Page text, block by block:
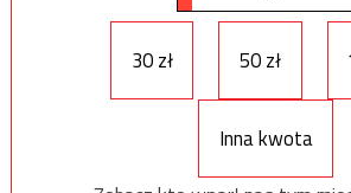
30 zł 50 zł
Inna kwota